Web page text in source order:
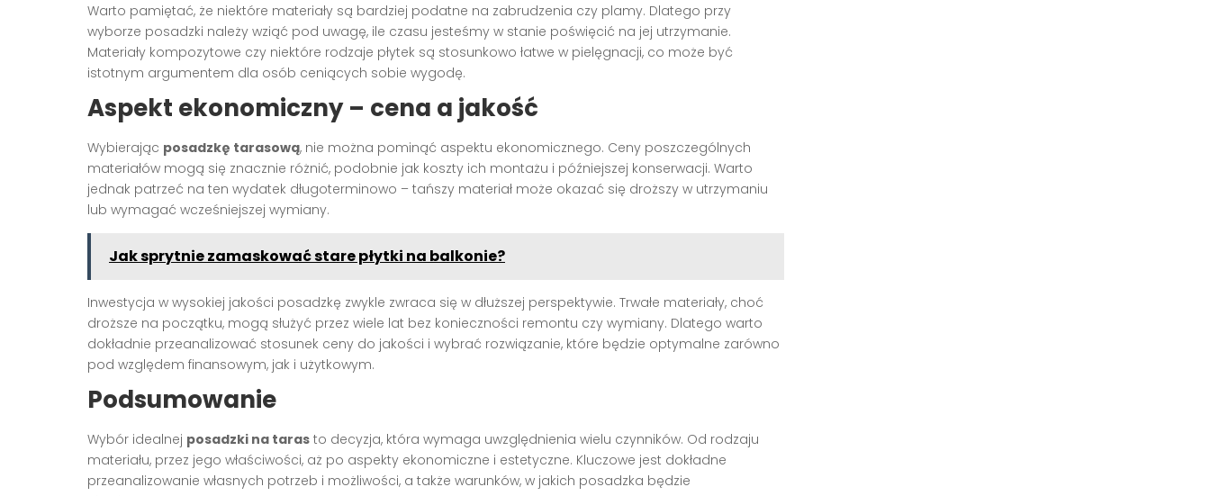
Warto pamiętać, że niektóre materiały są bardziej podatne na zabrudzenia czy plamy. Dlatego przy
wyborze posadzki należy wziąć pod uwagę, ile czasu jesteśmy w stanie poświęcić na jej utrzymanie.
Materiały kompozytowe czy niektóre rodzaje płytek są stosunkowo łatwe w pielęgnacji, co może być
istotnym argumentem dla osób ceniących sobie wygodę.
Aspekt ekonomiczny – cena a jakość
Wybierając posadzkę tarasową, nie można pominąć aspektu ekonomicznego. Ceny poszczególnych
materiałów mogą się znacznie różnić, podobnie jak koszty ich montażu i późniejszej konserwacji. Warto
jednak patrzeć na ten wydatek długoterminowo – tańszy materiał może okazać się droższy w utrzymaniu
lub wymagać wcześniejszej wymiany.
Jak sprytnie zamaskować stare płytki na balkonie?
Inwestycja w wysokiej jakości posadzkę zwykle zwraca się w dłuższej perspektywie. Trwałe materiały, choć
droższe na początku, mogą służyć przez wiele lat bez konieczności remontu czy wymiany. Dlatego warto
dokładnie przeanalizować stosunek ceny do jakości i wybrać rozwiązanie, które będzie optymalne zarówno
pod względem finansowym, jak i użytkowym.
Podsumowanie
Wybór idealnej posadzki na taras to decyzja, która wymaga uwzględnienia wielu czynników. Od rodzaju
materiału, przez jego właściwości, aż po aspekty ekonomiczne i estetyczne. Kluczowe jest dokładne
przeanalizowanie własnych potrzeb i możliwości, a także warunków, w jakich posadzka będzie